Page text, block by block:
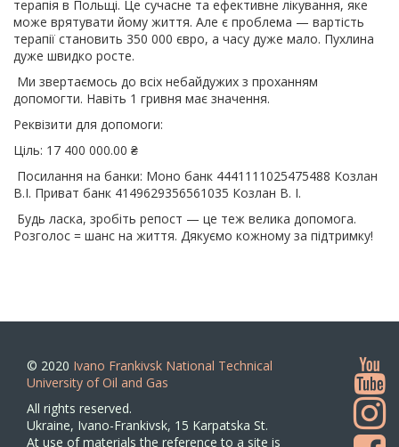
терапія в Польщі. Це сучасне та ефективне лікування, яке
може врятувати йому життя. Але є проблема — вартість
терапії становить 350 000 євро, а часу дуже мало. Пухлина
дуже швидко росте.
Ми звертаємось до всіх небайдужих з проханням
допомогти. Навіть 1 гривня має значення.
Реквізити для допомоги:
Ціль: 17 400 000.00 ₴
Посилання на банки: Моно банк 4441111025475488 Козлан
В.I. Приват банк 4149629356561035 Козлан В. І.
Будь ласка, зробіть репост — це теж велика допомога.
Розголос = шанс на життя. Дякуємо кожному за підтримку!
© 2020 Ivano Frankivsk National Technical
University of Oil and Gas
All rights reserved.
Ukraine, Ivano-Frankivsk, 15 Karpatska St.
At use of materials the reference to a site is